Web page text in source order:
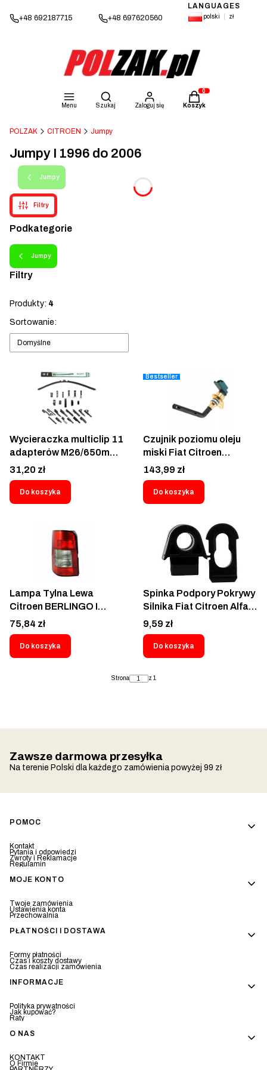
+48 692187715 +48 697620560
LANGUAGES
polski zł
Menu
Otwórz wyszukiwarkę
Szukaj Zaloguj się
Produkty w koszyku:
Koszyk
POLZAK CITROEN Jumpy
Jumpy I 1996 do 2006
Jumpy
Filtry
Podkategorie
Jumpy
Filtry
Koniec filtrów
Produkty: 4
Lista produktów
Sortowanie:
Domyślne
Wycieraczka multiclip 11
adapterów M26/650mm
Negotti
Cena
31,20 zł
Do koszyka
Bestseller
Czujnik poziomu oleju
miski Fiat Citroen
Peugeot - CT-009
Cena
143,99 zł
Do koszyka
Lampa Tylna Lewa
Citroen BERLINGO I
Peugeot PARTNER 1996-
2007 2 drzwi tył -
579087-2-6350EE;
6350H2; 6350J0;
Cena
75,84 zł
Do koszyka
Spinka Podpory Pokrywy
Silnika Fiat Citroen Alfa
9005770
Cena
9,59 zł
Do koszyka
Strona z 1
Zawsze darmowa przesyłka
Na terenie Polski dla każdego zamówienia powyżej 99 zł
Linki w stopce
POMOC
Kontakt
Pytania i odpowiedzi
Zwroty i Reklamacje
Regulamin
MOJE KONTO
Twoje zamówienia
Ustawienia konta
Przechowalnia
PŁATNOŚCI I DOSTAWA
Formy płatności
Czas i koszty dostawy
Czas realizacji zamówienia
INFORMACJE
Polityka prywatności
Jak kupować?
Raty
O NAS
KONTAKT
O Firmie